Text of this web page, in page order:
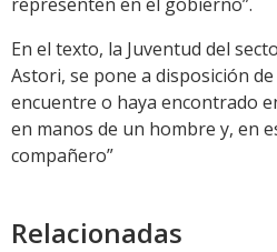
En el texto, la Juventud del
Astori, se pone a disposición
encuentre o haya encontrado
en manos de un hombre y, en
compañero”
Relacionadas